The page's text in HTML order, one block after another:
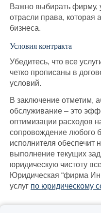
Важно выбирать фирму,
отрасли права, которая
бизнеса.
Условия контракта
Убедитесь, что все
четко прописаны в
условий.
В заключение отметим,
обслуживание – это
оптимизации расходов
сопровождение любого
исполнителя обеспечит
выполнение текущих
юридическую чистоту
Юридическая “фирма
услуг по юридическому